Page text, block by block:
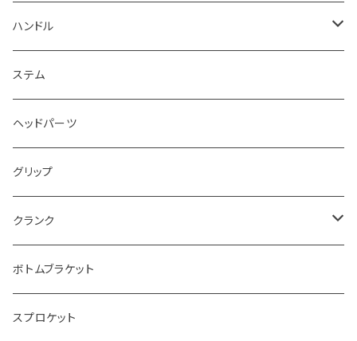
20”
~19.75”
~20.25”
12~16”
18”
20”
24”
ハンドル
~7”
~8”
~9”
~10”
ステム
ヘッドパーツ
グリップ
クランク
110~155mm
160mm
ボトムブラケット
スプロケット